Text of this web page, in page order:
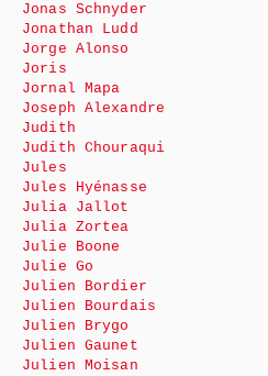
Jonas Schnyder
Jonathan Ludd
Jorge Alonso
Joris
Jornal Mapa
Joseph Alexandre
Judith
Judith Chouraqui
Jules
Jules Hyénasse
Julia Jallot
Julia Zortea
Julie Boone
Julie Go
Julien Bordier
Julien Bourdais
Julien Brygo
Julien Gaunet
Julien Moisan